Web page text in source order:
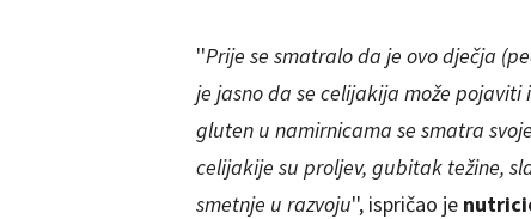
''Prije se smatralo da je ovo dječja
je jasno da se celijakija može
gluten u namirnicama se smatra
celijakije su proljev, gubitak težine,
smetnje u razvoju'', ispričao je